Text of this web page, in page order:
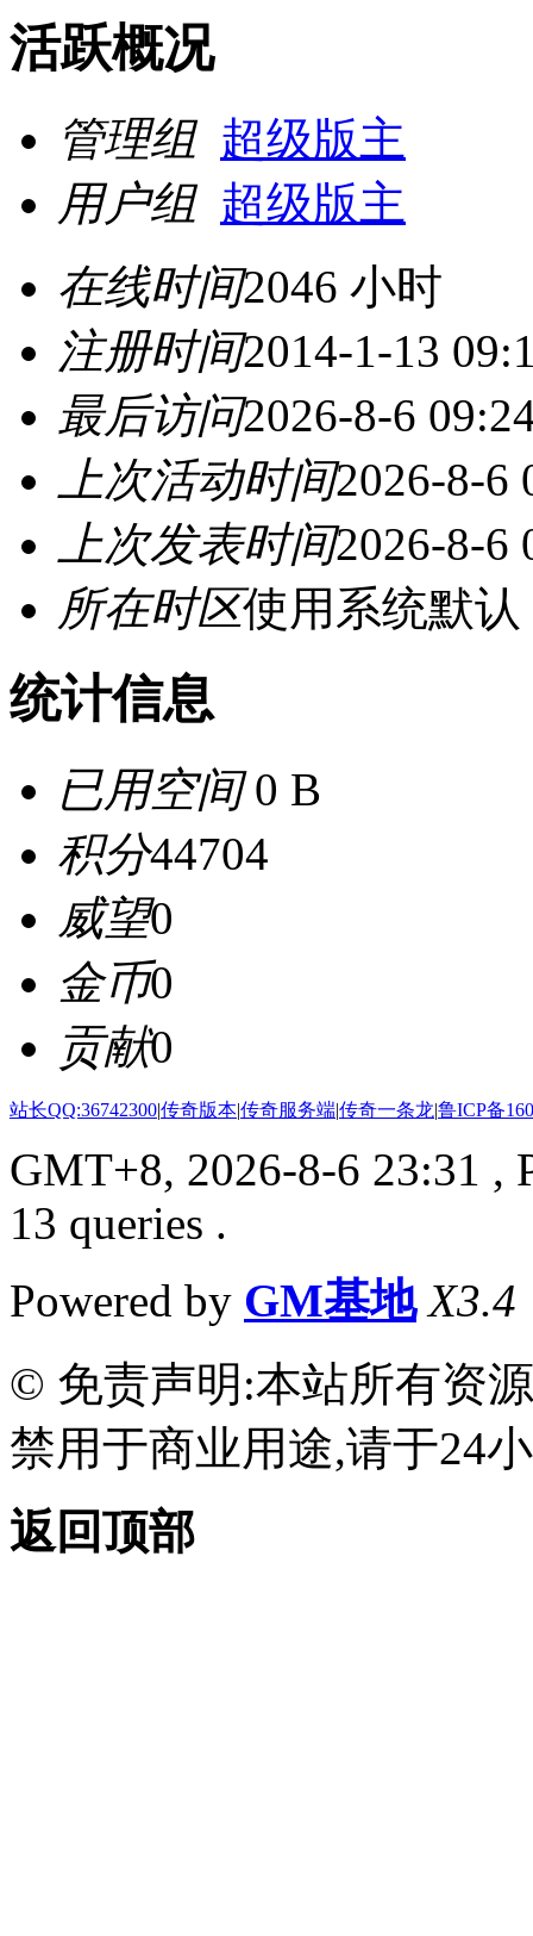
活跃概况
管理组 超级版主
用户组 超级版主
在线时间2046 小时
注册时间2014-1-13
最后访问2026-8-6
上次活动时间2026-8-6
上次发表时间2026-8-6
所在时区使用系统默认
统计信息
已用空间0 B
积分44704
威望0
金币0
贡献0
站长QQ:36742300|传奇版本|传奇服务端|传奇一条龙|鲁ICP备
GMT+8, 2026-8-6 23:31 ,
13 queries .
Powered by GM基地 X3.4
© 免责声明:本站所有资
禁用于商业用途,请于24
返回顶部